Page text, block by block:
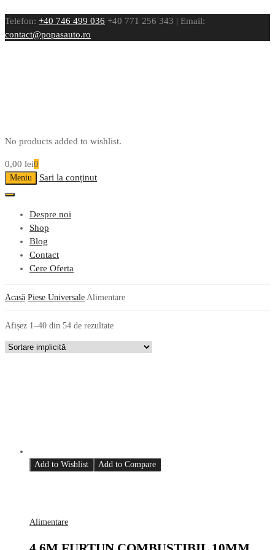
Telefon: +40 746 499 036 +40 771 256 343 | Email:
contact@popasauto.ro
No products added to wishlist.
0,00 lei0
Meniu Sari la conținut
Despre noi
Shop
Blog
Contact
Cere Oferta
Acasă Piese Universale Alimentare
Afișez 1–40 din 54 de rezultate
Add to Wishlist Add to Compare
Alimentare